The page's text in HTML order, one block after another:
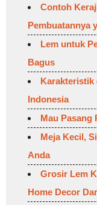
Contoh
Pembuatannya
Lem untuk
Bagus
Karakteristik
Indonesia
Mau Pasang
Meja Kecil,
Anda
Grosir Lem
Home Decor